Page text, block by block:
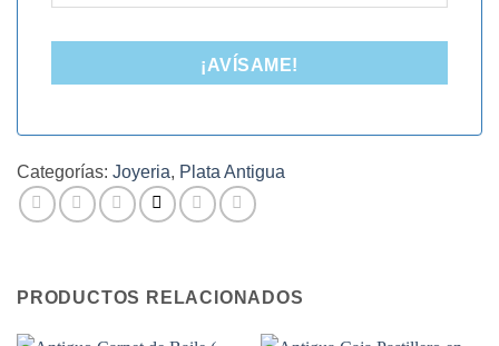
¡AVÍSAME!
Categorías: Joyeria, Plata Antigua
PRODUCTOS RELACIONADOS